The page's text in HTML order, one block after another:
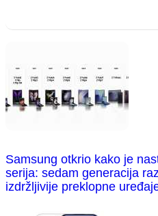
Samsung otkrio kako je
serija: sedam generacija
izdržljivije preklopne